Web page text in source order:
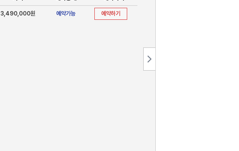
3,490,000원 예약가능 예약하기